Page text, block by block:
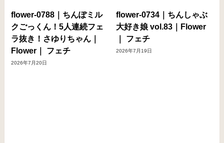
flower-0788｜ちんぽミル
クごっくん！5人連続フェ
ラ抜き！さゆりちゃん｜
Flower｜ フェチ
2026年7月20日
flower-0734｜ちんしゃぶ
大好き娘 vol.83｜Flower
｜ フェチ
2026年7月19日